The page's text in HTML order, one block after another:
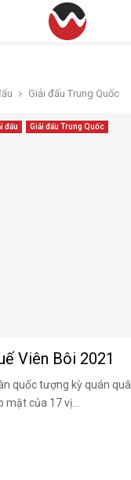
Giải đấu Trung Quốc
đấu Giải đấu Trung Quốc
Viên Bôi 2021
quốc tượng kỳ quán
mặt của 17 vị...